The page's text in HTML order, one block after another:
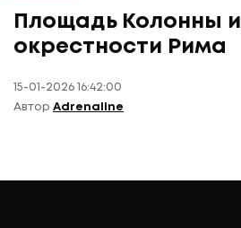
Площадь Колонны и
окрестности Рима
15-01-2026 16:42:00
Автор Adrenaline